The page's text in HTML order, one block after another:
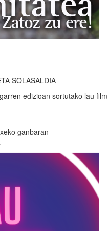
SOLASALDIA
edizioan sortutako lau
ganbaran